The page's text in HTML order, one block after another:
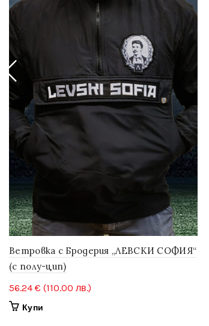
Ветровка с Бродерия „ЛЕВСКИ СОФИЯ“
(с полу-цип)
56.24 € (110.00 лв.)
Купи